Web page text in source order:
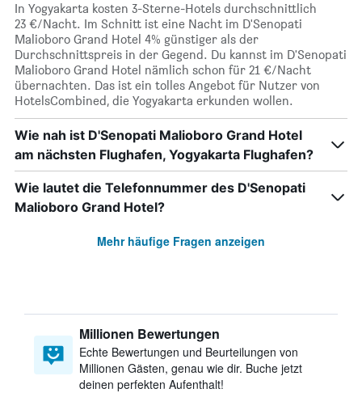
In Yogyakarta kosten 3-Sterne-Hotels durchschnittlich
23 €/Nacht. Im Schnitt ist eine Nacht im D'Senopati
Malioboro Grand Hotel 4% günstiger als der
Durchschnittspreis in der Gegend. Du kannst im D'Senopati
Malioboro Grand Hotel nämlich schon für 21 €/Nacht
übernachten. Das ist ein tolles Angebot für Nutzer von
HotelsCombined, die Yogyakarta erkunden wollen.
Wie nah ist D'Senopati Malioboro Grand Hotel
am nächsten Flughafen, Yogyakarta Flughafen?
Wie lautet die Telefonnummer des D'Senopati
Malioboro Grand Hotel?
Mehr häufige Fragen anzeigen
Millionen Bewertungen
Echte Bewertungen und Beurteilungen von
Millionen Gästen, genau wie dir. Buche jetzt
deinen perfekten Aufenthalt!